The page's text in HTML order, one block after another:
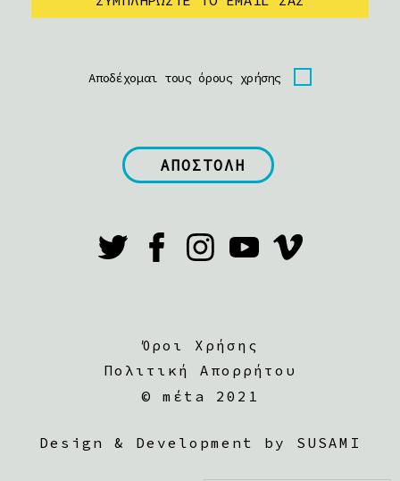
Αποδέχομαι τους όρους χρήσης
Όροι Χρήσης
Πολιτική Απορρήτου
© mέta 2021
Design & Development by SUSAMI